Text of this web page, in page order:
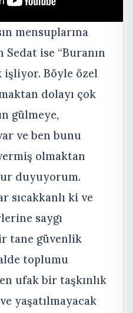
mensuplarına
Sedat ise “Buranın
Böyle özel
dolayı çok
gülmeye,
ve ben bunu
olmaktan
duyuyorum.
sıcakkanlı ki ve
saygı
tane güvenlik
toplumu
ufak bir taşkınlık
yaşatılmayacak